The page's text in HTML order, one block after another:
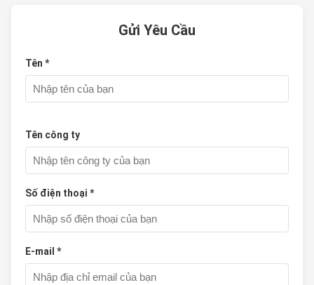
Gửi Yêu Cầu
Tên *
Tên công ty
Số điện thoại *
E-mail *